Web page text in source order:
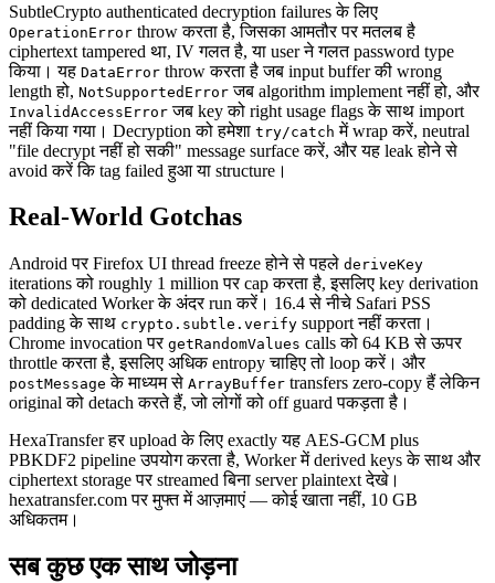
SubtleCrypto authenticated decryption failures के लिए
OperationError throw करता है, जिसका आमतौर पर मतलब है
ciphertext tampered था, IV गलत है, या user ने गलत password type
किया। यह DataError throw करता है जब input buffer की wrong
length हो, NotSupportedError जब algorithm implement नहीं हो, और
InvalidAccessError जब key को right usage flags के साथ import
नहीं किया गया। Decryption को हमेशा try/catch में wrap करें, neutral
"file decrypt नहीं हो सकी" message surface करें, और यह leak होने से
avoid करें कि tag failed हुआ या structure।
Real-World Gotchas
Android पर Firefox UI thread freeze होने से पहले deriveKey
iterations को roughly 1 million पर cap करता है, इसलिए key derivation
को dedicated Worker के अंदर run करें। 16.4 से नीचे Safari PSS
padding के साथ crypto.subtle.verify support नहीं करता।
Chrome invocation पर getRandomValues calls को 64 KB से ऊपर
throttle करता है, इसलिए अधिक entropy चाहिए तो loop करें। और
postMessage के माध्यम से ArrayBuffer transfers zero-copy हैं लेकिन
original को detach करते हैं, जो लोगों को off guard पकड़ता है।
HexaTransfer हर upload के लिए exactly यह AES-GCM plus
PBKDF2 pipeline उपयोग करता है, Worker में derived keys के साथ और
ciphertext storage पर streamed बिना server plaintext देखे।
hexatransfer.com पर मुफ्त में आज़माएं — कोई खाता नहीं, 10 GB
अधिकतम।
सब कुछ एक साथ जोड़ना